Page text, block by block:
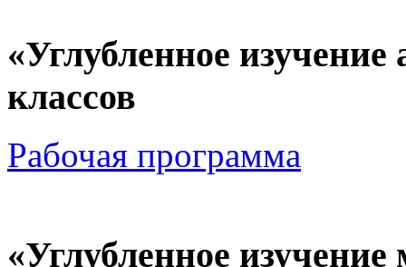
«Углубленное
классов
Рабочая программа
«Углубленное